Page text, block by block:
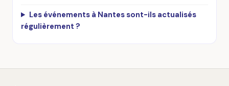
Les événements à Nantes sont-ils actualisés
régulièrement ?